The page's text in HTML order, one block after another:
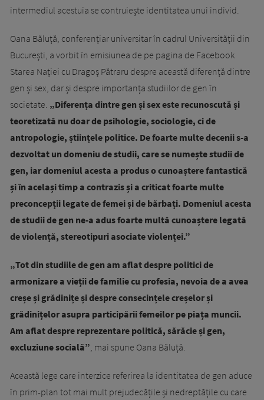
intermediul acestuia se contruiește identitatea unui individ.
Oana Băluță, conferențiar universitar în cadrul Universității din
București, a vorbit în emisiunea de pe pagina de Facebook
Starea Nației cu Dragoș Pătraru despre această diferență dintre
gen și sex, dar și despre importanța studiilor de gen în
societate. „Diferența dintre gen și sex este recunoscută și
teoretizată nu doar de psihologie, sociologie, ci de
antropologie, științele politice. De foarte multe decenii s-a
dezvoltat un domeniu de studii, care se numește studii de
gen, iar domeniul acesta a produs o cunoaștere fantastică
și în același timp a contrazis și a criticat foarte multe
preconcepții legate de femei și de bărbați. Domeniul acesta
de studii de gen ne-a adus foarte multă cunoaștere legată
de violență, stereotipuri asociate violenței.”
„Tot din studiile de gen am aflat despre politici de
armonizare a vieții de familie cu profesia, nevoia de a avea
creșe și grădinițe și despre consecințele creșelor și
grădinițelor asupra participării femeilor pe piața muncii.
Am aflat despre reprezentare politică, sărăcie și gen,
excluziune socială” , mai spune Oana Băluță.
Această lege care interzice referirea la identitatea de gen aduce
în prim-plan tot mai mult prejudecățile și nedreptățile cu care